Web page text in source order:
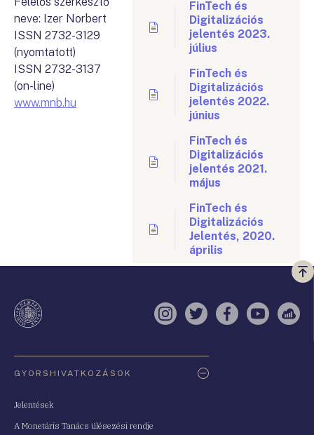
neve: Izer Norbert
ISSN 2732-3129
(nyomtatott)
ISSN 2732-3137
(on-line)
www.mnb.hu
FinTech és
Digitalizációs
jelentés 2023.
július
FinTech és
Digitalizációs
jelentés 2022.
június
FinTech és
Digitalizációs
jelentés 2021.
május
FinTech és
Digitalizációs
Jelentés, 2020.
április
a
Instagram
TwitterFacebook
YouTube
GYORSHIVATKOZÁSOK
Jelentések
A Monetáris Tanács ülésezési rendje